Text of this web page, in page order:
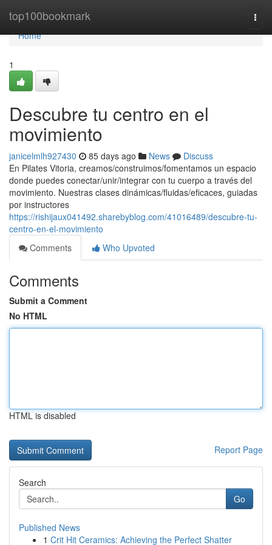
top100bookmark
Home
Home
1
Descubre tu centro en el
movimiento
janicelmlh927430 85 days ago News
Discuss
En Pilates Vitoria, creamos/construimos/fomentamos un espacio
donde puedes conectar/unir/integrar con tu cuerpo a través del
movimiento. Nuestras clases dinámicas/fluidas/eficaces, guiadas
por instructores
https://rishijaux041492.sharebyblog.com/41016489/descubre-tu-
centro-en-el-movimiento
Comments
Who Upvoted
Comments
Submit a Comment
No HTML
HTML is disabled
Report Page
Search
Go
Published News
1 Crit Hit Ceramics: Achieving the Perfect Shatter